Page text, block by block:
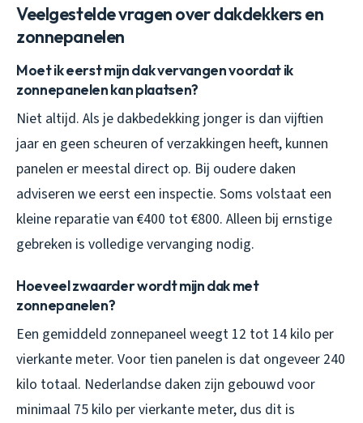
Veelgestelde vragen over dakdekkers en
zonnepanelen
Moet ik eerst mijn dak vervangen voordat ik
zonnepanelen kan plaatsen?
Niet altijd. Als je dakbedekking jonger is dan vijftien
jaar en geen scheuren of verzakkingen heeft, kunnen
panelen er meestal direct op. Bij oudere daken
adviseren we eerst een inspectie. Soms volstaat een
kleine reparatie van €400 tot €800. Alleen bij ernstige
gebreken is volledige vervanging nodig.
Hoeveel zwaarder wordt mijn dak met
zonnepanelen?
Een gemiddeld zonnepaneel weegt 12 tot 14 kilo per
vierkante meter. Voor tien panelen is dat ongeveer 240
kilo totaal. Nederlandse daken zijn gebouwd voor
minimaal 75 kilo per vierkante meter, dus dit is